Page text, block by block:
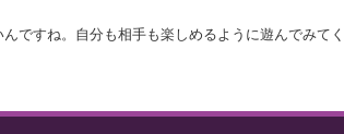
ですね。自分も相手も楽しめるように遊んでみてく